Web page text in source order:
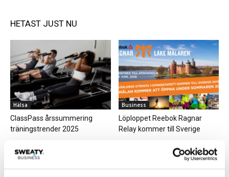
HETAST JUST NU
Hälsa
ClassPass årssummering
träningstrender 2025
Business
Löploppet Reebok Ragnar
Relay kommer till Sverige